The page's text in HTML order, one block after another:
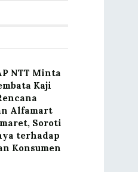
NTT Minta
Kaji
Alfamart
Soroti
terhadap
Konsumen